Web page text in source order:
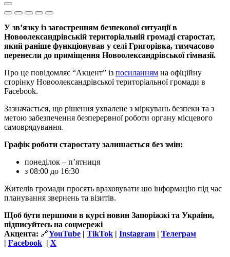
У зв’язку із загостренням безпекової ситуації в
Новоолександрівській територіальній громаді старостат,
який раніше функціонував у селі Григорівка, тимчасово
перенесли до приміщення Новоолександрівської гімназії.
Про це повідомляє “Акцент” із посиланням на офіційну
сторінку Новоолександрівської територіальної громади в
Facebook.
Зазначається, що рішення ухвалене з міркувань безпеки та з
метою забезпечення безперервної роботи органу місцевого
самоврядування.
Графік роботи старостату залишається без змін:
понеділок – п’ятниця
з 08:00 до 16:30
Жителів громади просять враховувати цю інформацію під час
планування звернень та візитів.
Щоб бути першими в курсі новин Запоріжжі та України,
підписуйтесь на соцмережі
Акцента: 🔗YouTube | TikTok | Instagram | Телеграм
| Facebook | Х